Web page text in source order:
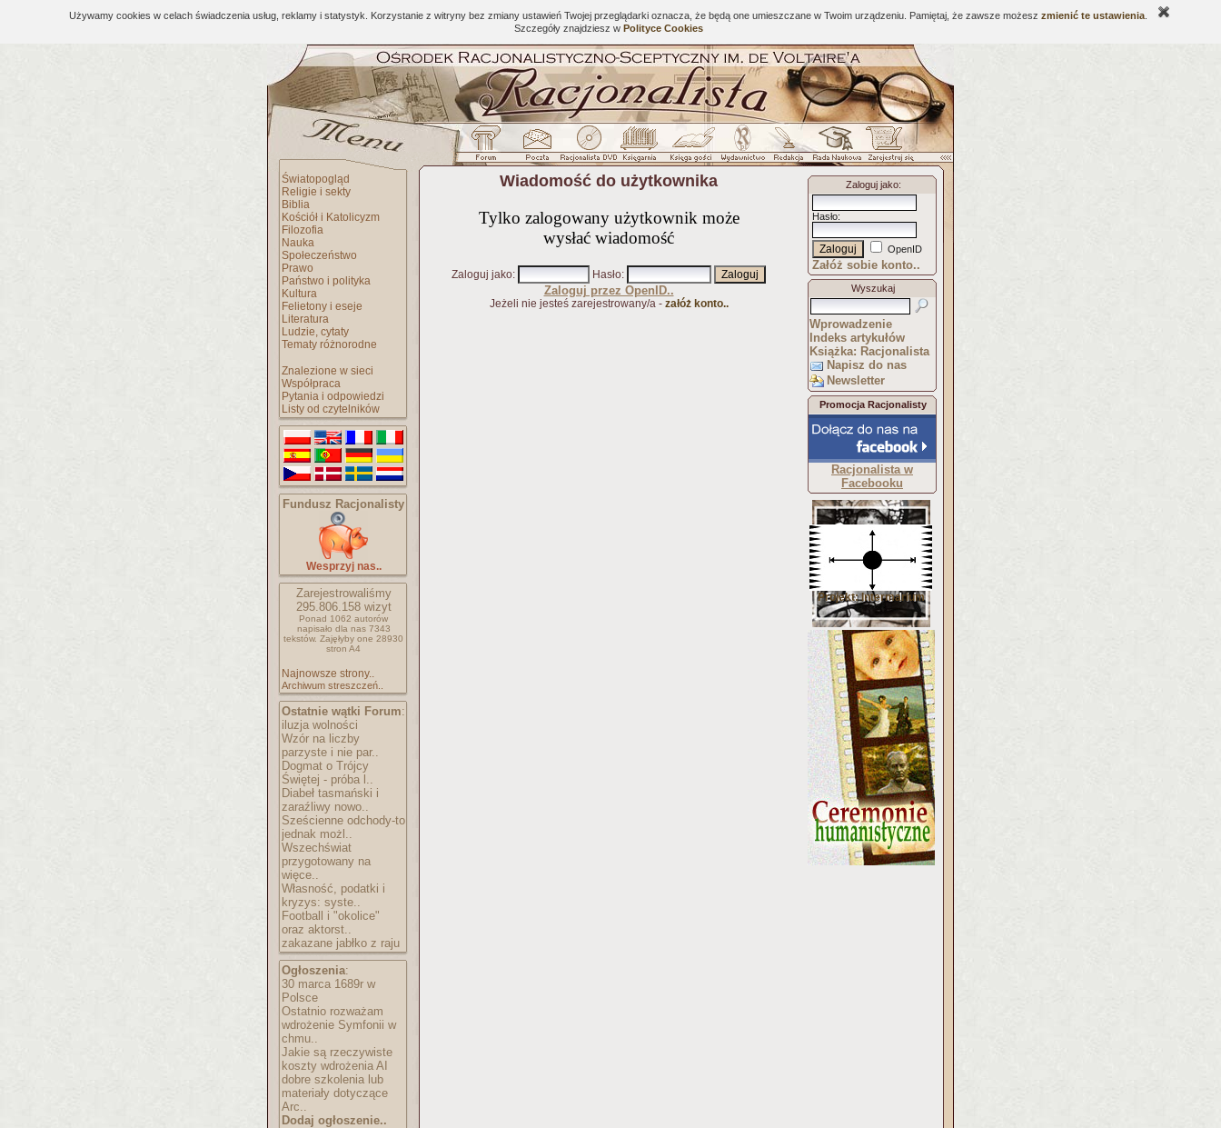
Używamy cookies w celach świadczenia usług, reklamy i statystyk. Korzystanie z witryny bez zmiany ustawień Twojej przeglądarki oznacza, że będą one umieszczane w Twoim urządzeniu. Pamiętaj, że zawsze możesz zmienić te ustawienia
Szczegóły znajdziesz w Polityce Cookies
Światopogląd
Religie i sekty
Biblia
Kościół i Katolicyzm
Filozofia
Nauka
Społeczeństwo
Prawo
Państwo i polityka
Kultura
Felietony i eseje
Literatura
Ludzie, cytaty
Tematy różnorodne
Znalezione w sieci
Współpraca
Pytania i odpowiedzi
Listy od czytelników
Fundusz Racjonalisty
Wesprzyj nas..
Zarejestrowaliśmy
295.806.158wizyt
Ponad 1062 autorów
napisało dla nas 7343
tekstów. Zajęłyby one 28930
stron A4
Najnowsze strony..
Archiwum streszczeń..
Ostatnie wątki Forum:
iluzja wolności
Wzór na liczby
parzyste i nie par..
Dogmat o Trójcy
Świętej - próba l..
Diabeł tasmański i
zaraźliwy nowo..
Sześcienne odchody-to
jednak możl..
Wszechświat
przygotowany na
więce..
Własność, podatki i
kryzys: syste..
Football i "okolice"
oraz aktorst..
zakazane jabłko z raju
Ogłoszenia:
30 marca 1689r w
Polsce
Ostatnio rozważam
wdrożenie Symfonii w
chmu..
Jakie są rzeczywiste
koszty wdrożenia AI
dobre szkolenia lub
materiały dotyczące
Arc..
Dodaj ogłoszenie..
Wiadomość do użytkownika
Tylko zalogowany użytkownik może
wysłać wiadomość
Zaloguj jako: Hasło:
Zaloguj przez OpenID..
Jeżeli nie jesteś zarejestrowany/a - załóż konto..
Zaloguj jako:
Hasło:
OpenID
Załóż sobie konto..
Wyszukaj
Wprowadzenie
Indeks artykułów
Książka: Racjonalista
Napisz do nas
Newsletter
Promocja Racjonalisty
Racjonalista w
Facebooku